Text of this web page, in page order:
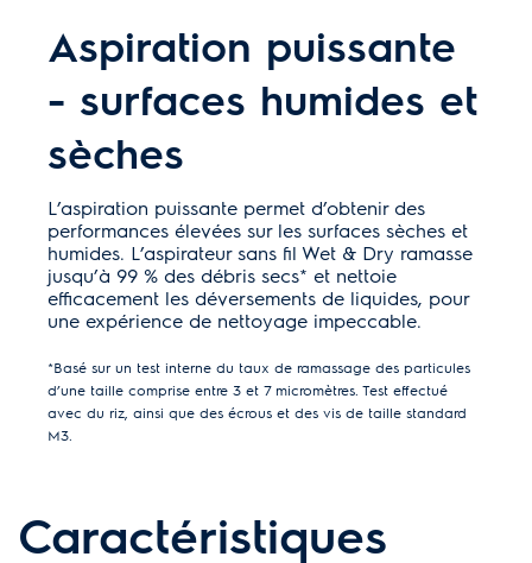
Aspiration puissante
- surfaces humides et
sèches
L’aspiration puissante permet d’obtenir des
performances élevées sur les surfaces sèches et
humides. L’aspirateur sans fil Wet & Dry ramasse
jusqu’à 99 % des débris secs* et nettoie
efficacement les déversements de liquides, pour
une expérience de nettoyage impeccable.
*Basé sur un test interne du taux de ramassage des particules
d’une taille comprise entre 3 et 7 micromètres. Test effectué
avec du riz, ainsi que des écrous et des vis de taille standard
M3.
Caractéristiques